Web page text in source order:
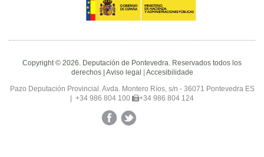
Copyright © 2026. Deputación de Pontevedra. Reservados todos los
derechos | Aviso legal Accesibilidade
Pazo Deputación Provincial. Avda. Montero Ríos, s/n - 36071 Pontevedra ES
+34 986 804 100
+34 986 804 124
Facebook